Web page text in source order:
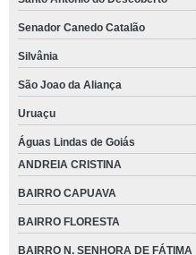
Senador Canedo Catalão
Silvânia
São Joao da Aliança
Uruaçu
Águas Lindas de Goiás
ANDREIA CRISTINA
BAIRRO CAPUAVA
BAIRRO FLORESTA
BAIRRO N. SENHORA DE FÁTIMA